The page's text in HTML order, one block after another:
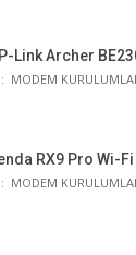
Link Archer
MODEM
RX9 Pro Wi-
MODEM